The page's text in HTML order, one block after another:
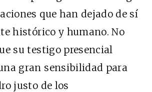
que han dejado de sí
histórico y humano. No
su testigo presencial
gran sensibilidad para
justo de los